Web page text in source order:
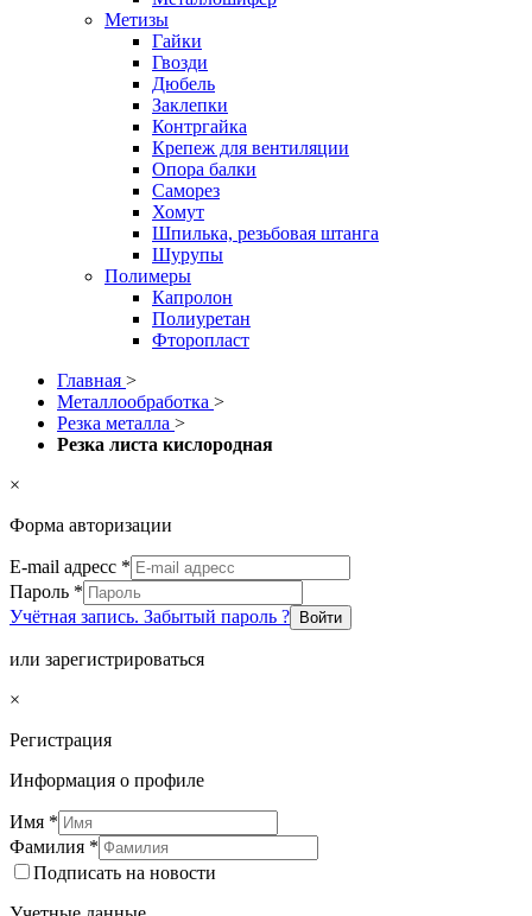
Метизы
Гайки
Гвозди
Дюбель
Заклепки
Контргайка
Крепеж для вентиляции
Опора балки
Саморез
Хомут
Шпилька, резьбовая штанга
Шурупы
Полимеры
Капролон
Полиуретан
Фторопласт
Главная >
Металлообработка >
Резка металла >
Резка листа кислородная
×
Форма авторизации
E-mail адресс *
Пароль *
Учётная запись. Забытый пароль ?
Войти
или зарегистрироваться
×
Регистрация
Информация о профиле
Имя *
Фамилия *
Подписать на новости